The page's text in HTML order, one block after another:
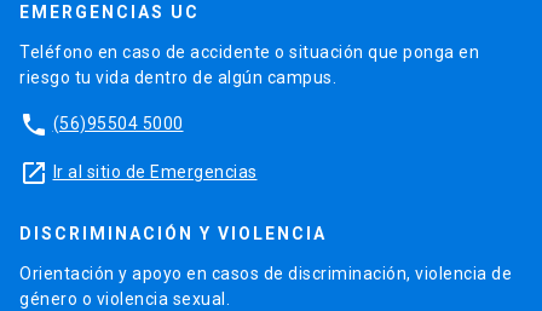
EMERGENCIAS UC
Teléfono en caso de accidente o situación que ponga en
riesgo tu vida dentro de algún campus.
phone (56)95504 5000
launch Ir al sitio de Emergencias
DISCRIMINACIÓN Y VIOLENCIA
Orientación y apoyo en casos de discriminación, violencia de
género o violencia sexual.